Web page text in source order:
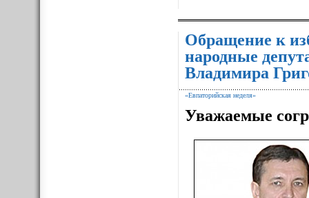
Обращение к
народные
Владимира
«Евпаторийская неделя»
Уважаемые